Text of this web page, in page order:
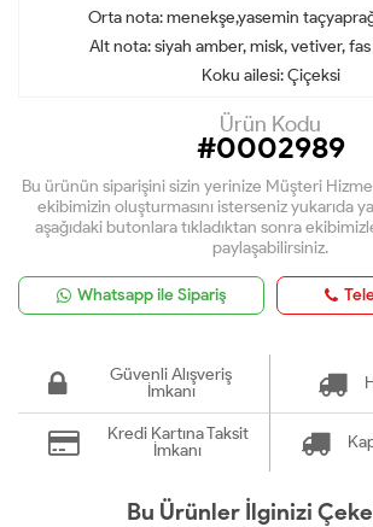
Orta nota: menekşe,yasemin
Alt nota: siyah amber, misk, vetiver, fas
Koku ailesi: Çiçeksi
Ürün Kodu
#0002989
Bu ürünün siparişini sizin yerinize Müşteri
ekibimizin oluşturmasını isterseniz yukarıda
aşağıdaki butonlara tıkladıktan sonra
paylaşabilirsiniz.
Whatsapp ile Sipariş
Güvenli Alışveriş
İmkanı
Kredi Kartına Taksit
İmkanı
Bu Ürünler İlginizi